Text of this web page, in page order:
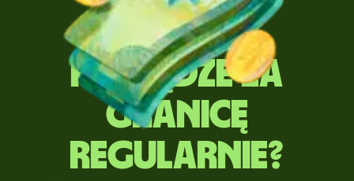
Wysyłasz
pieniądze za
granicę
regularnie?